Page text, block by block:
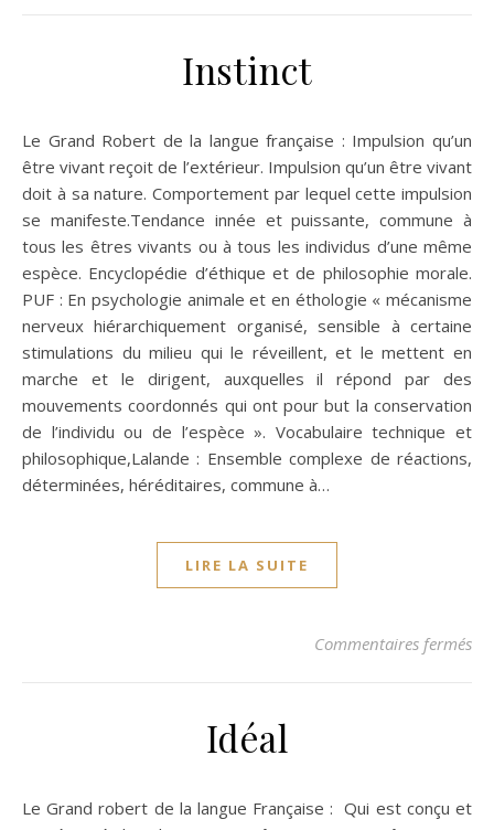
Instinct
Le Grand Robert de la langue française : Impulsion qu’un
être vivant reçoit de l’extérieur. Impulsion qu’un être vivant
doit à sa nature. Comportement par lequel cette impulsion
se manifeste.Tendance innée et puissante, commune à
tous les êtres vivants ou à tous les individus d’une même
espèce. Encyclopédie d’éthique et de philosophie morale.
PUF : En psychologie animale et en éthologie « mécanisme
nerveux hiérarchiquement organisé, sensible à certaine
stimulations du milieu qui le réveillent, et le mettent en
marche et le dirigent, auxquelles il répond par des
mouvements coordonnés qui ont pour but la conservation
de l’individu ou de l’espèce ». Vocabulaire technique et
philosophique,Lalande : Ensemble complexe de réactions,
déterminées, héréditaires, commune à…
LIRE LA SUITE
Commentaires fermés
Idéal
Le Grand robert de la langue Française : Qui est conçu et